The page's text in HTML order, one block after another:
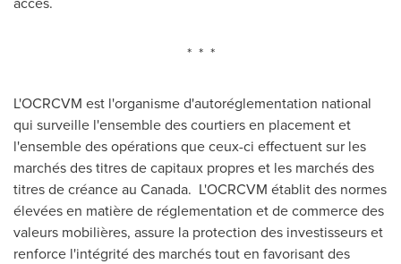
* * *
L'OCRCVM est l'organisme d'autoréglementation national
qui surveille l'ensemble des courtiers en placement et
l'ensemble des opérations que ceux-ci effectuent sur les
marchés des titres de capitaux propres et les marchés des
titres de créance au Canada. L'OCRCVM établit des normes
élevées en matière de réglementation et de commerce des
valeurs mobilières, assure la protection des investisseurs et
renforce l'intégrité des marchés tout en favorisant des